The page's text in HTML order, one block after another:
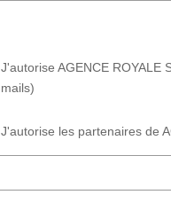
J'autorise AGENCE ROYALE
mails)
J'autorise les partenaires de